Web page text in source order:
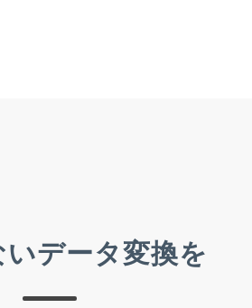
いデータ変換を